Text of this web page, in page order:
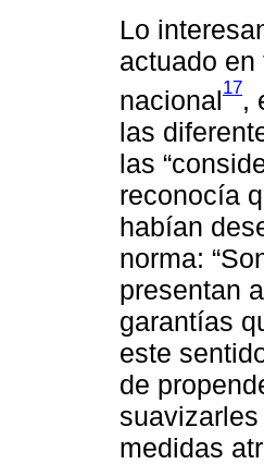
Lo
actuado
nacional17,
las
las
reconocía
habían
norma:
presentan
garantías
este
de
medidas